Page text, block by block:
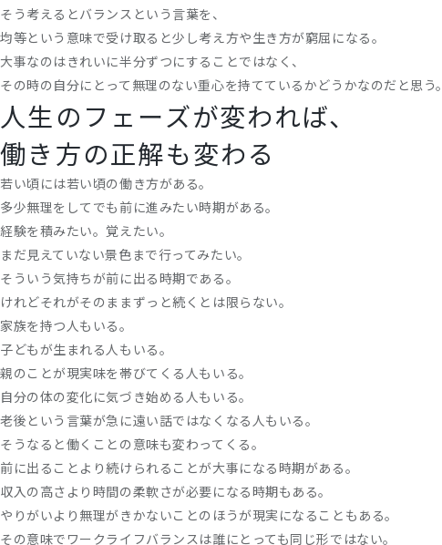
そう考えるとバランスという言葉を、
均等という意味で受け取ると少し考え方や生き方が窮屈になる。
大事なのはきれいに半分ずつにすることではなく、
その時の自分にとって無理のない重心を持てているかどうかなのだと思う。
人生のフェーズが変われば、
働き方の正解も変わる
若い頃には若い頃の働き方がある。
多少無理をしてでも前に進みたい時期がある。
経験を積みたい。覚えたい。
まだ見えていない景色まで行ってみたい。
そういう気持ちが前に出る時期である。
けれどそれがそのままずっと続くとは限らない。
家族を持つ人もいる。
子どもが生まれる人もいる。
親のことが現実味を帯びてくる人もいる。
自分の体の変化に気づき始める人もいる。
老後という言葉が急に遠い話ではなくなる人もいる。
そうなると働くことの意味も変わってくる。
前に出ることより続けられることが大事になる時期がある。
収入の高さより時間の柔軟さが必要になる時期もある。
やりがいより無理がきかないことのほうが現実になることもある。
その意味でワークライフバランスは誰にとっても同じ形ではない。